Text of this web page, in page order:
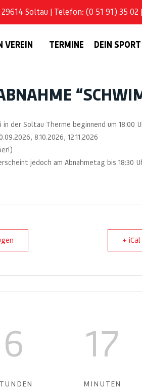
Soltau | Telefon: (0 51 91) 35
VEREIN TERMINE DEIN SPORT
der Soltau Therme beginnend um 18:00
8.10.2026, 12.11.2026
jedoch am Abnahmetag bis 18:30
+
6 16
MINUTEN